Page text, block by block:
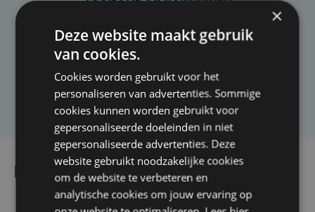
Taalfout opgemerkt?
Heb je een taal- of schrijffout opgemerkt in dit
Laat het ons weten
Lees ook
×
Deze website maakt gebruik
van cookies.
Cookies worden gebruikt voor het
personaliseren van advertenties. Sommige
cookies kunnen worden gebruikt voor
gepersonaliseerde doeleinden in niet
gepersonaliseerde advertenties. Deze
website gebruikt noodzakelijke cookies
om de website te verbeteren en
analytische cookies om jouw ervaring op